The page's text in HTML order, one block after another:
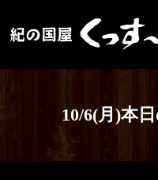
10/6(月)本